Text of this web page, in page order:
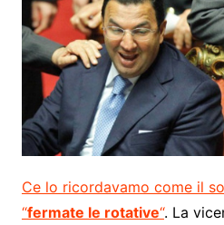
Ce lo ricordavamo come il
“fermate le rotative“. La